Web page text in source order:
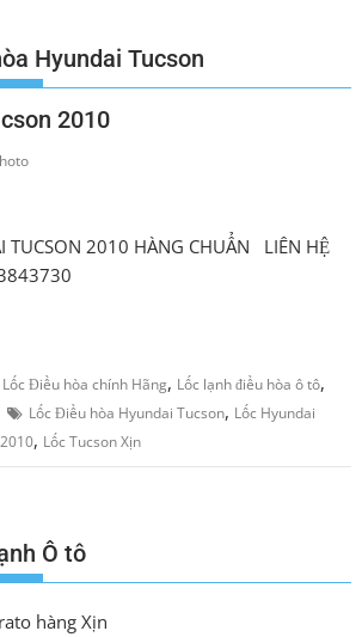
Hyundai Tucson
2010
TUCSON 2010 HÀNG CHUẨN LIÊN HỆ
Lốc Điều hòa chính Hãng, Lốc lạnh điều hòa ô tô,
Lốc Điều hòa Hyundai Tucson, Lốc Hyundai
, Lốc Tucson Xịn
Ô tô
hàng Xịn